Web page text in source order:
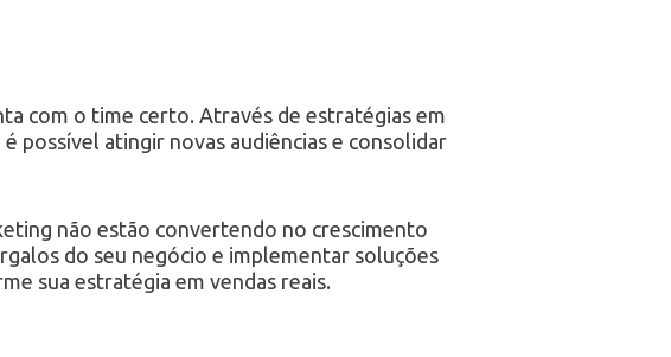
com o time certo. Através de estratégias em
possível atingir novas audiências e consolidar
não estão convertendo no crescimento
do seu negócio e implementar soluções
sua estratégia em vendas reais.